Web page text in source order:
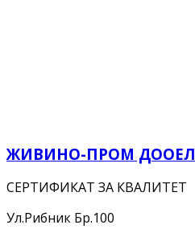
ЖИВИНО-ПРОМ ДООЕЛ
СЕРТИФИКАТ ЗА КВАЛИТЕТ
Ул.Рибник Бр.100